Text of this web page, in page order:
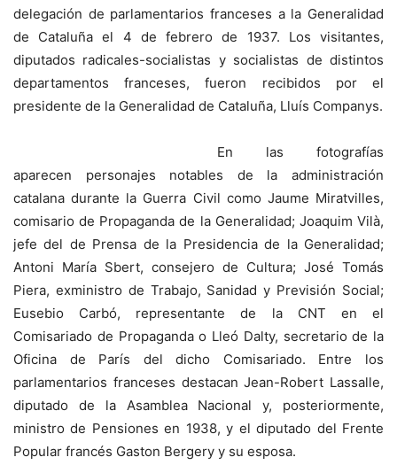
delegación de parlamentarios franceses a la Generalidad
de Cataluña el 4 de febrero de 1937. Los visitantes,
diputados radicales-socialistas y socialistas de distintos
departamentos franceses, fueron recibidos por el
presidente de la Generalidad de Cataluña, Lluís Companys.
En las fotografías
aparecen personajes notables de la administración
catalana durante la Guerra Civil como Jaume Miratvilles,
comisario de Propaganda de la Generalidad; Joaquim Vilà,
jefe del de Prensa de la Presidencia de la Generalidad;
Antoni María Sbert, consejero de Cultura; José Tomás
Piera, exministro de Trabajo, Sanidad y Previsión Social;
Eusebio Carbó, representante de la CNT en el
Comisariado de Propaganda o Lleó Dalty, secretario de la
Oficina de París del dicho Comisariado. Entre los
parlamentarios franceses destacan Jean-Robert Lassalle,
diputado de la Asamblea Nacional y, posteriormente,
ministro de Pensiones en 1938, y el diputado del Frente
Popular francés Gaston Bergery y su esposa.